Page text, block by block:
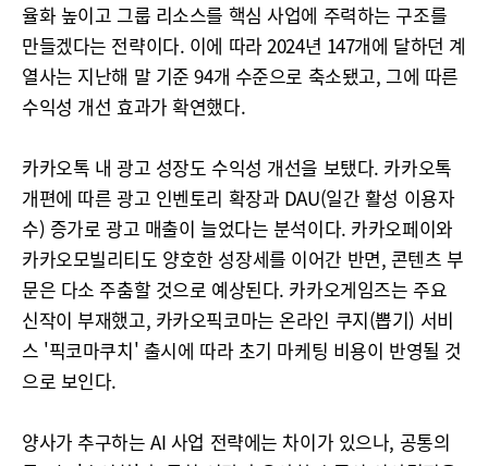
율화 높이고 그룹 리소스를 핵심 사업에 주력하는 구조를
만들겠다는 전략이다. 이에 따라 2024년 147개에 달하던 계
열사는 지난해 말 기준 94개 수준으로 축소됐고, 그에 따른
수익성 개선 효과가 확연했다.
카카오톡 내 광고 성장도 수익성 개선을 보탰다. 카카오톡
개편에 따른 광고 인벤토리 확장과 DAU(일간 활성 이용자
수) 증가로 광고 매출이 늘었다는 분석이다. 카카오페이와
카카오모빌리티도 양호한 성장세를 이어간 반면, 콘텐츠 부
문은 다소 주춤할 것으로 예상된다. 카카오게임즈는 주요
신작이 부재했고, 카카오픽코마는 온라인 쿠지(뽑기) 서비
스 '픽코마쿠치' 출시에 따라 초기 마케팅 비용이 반영될 것
으로 보인다.
양사가 추구하는 AI 사업 전략에는 차이가 있으나, 공통의